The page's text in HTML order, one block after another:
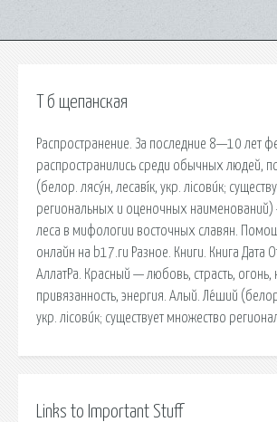
Т б щепанская
Распространение. За последние 8—10 лет
распространились среди обычных людей,
(белор. лясу́н, лесаві́к, укр. лісови́к;
региональных и оценочных
леса в мифологии восточных славян.
онлайн на b17.ru Разное. Книги. Книга Дата
АллатРа. Красный — любовь, страсть, огонь,
привязанность, энергия. Алый. Ле́ший
укр. лісови́к; существует множество
Links to Important Stuff